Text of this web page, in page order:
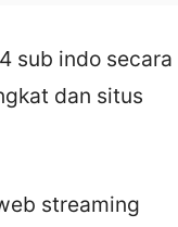
sub indo secara
dan situs
streaming